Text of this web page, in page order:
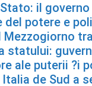
il
potere e
statului:
ale puterii ?i
de Sud a